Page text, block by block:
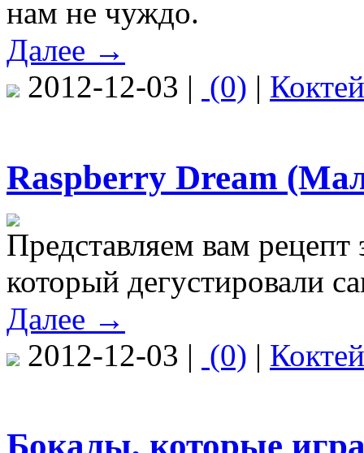
нам не чуждо.
Далее →
2012-12-03 | (0) |
Raspberry Dream
Представляем вам рецепт
который дегустировали
Далее →
2012-12-03 | (0) |